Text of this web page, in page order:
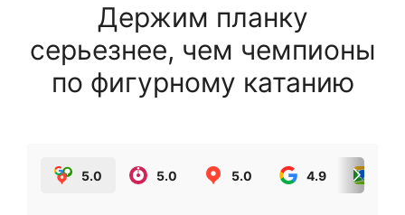
Держим планку
серьезнее, чем чемпионы
по фигурному катанию
5.0 5.0 5.0 4.9